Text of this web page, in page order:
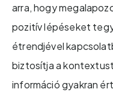
arra, hogy
pozitív lépéseket
étrendjével
biztosítja a
információ gyakran